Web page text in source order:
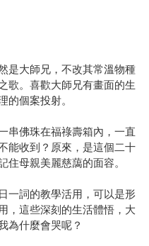
是大師兄，不改其常溫物種
歌。喜歡大師兄有畫面的生
的個案投射。
串佛珠在福祿壽箱內，一直
能收到？原來，是這個二十
住母親美麗慈藹的面容。
一詞的教學活用，可以是形
，這些深刻的生活體悟，大
為什麼會哭呢？